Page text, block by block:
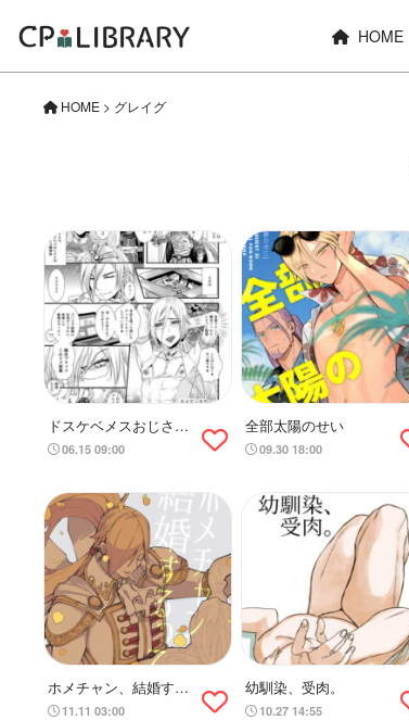
HOME
HOME > グレイグ
ドスケベメスおじさん
ホメロス漫画
06.15 09:00
全部太陽のせい
09.30 18:00
ホメチャン、結婚する
ってよ。
11.11 03:00
幼馴染、受肉。
10.27 14:55